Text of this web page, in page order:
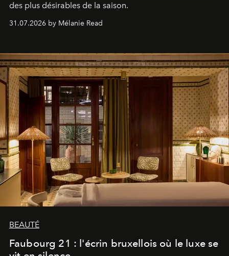
des plus désirables de la saison.
31.07.2026 by Mélanie Read
BEAUTÉ
Faubourg 21 : l'écrin bruxellois où le luxe se